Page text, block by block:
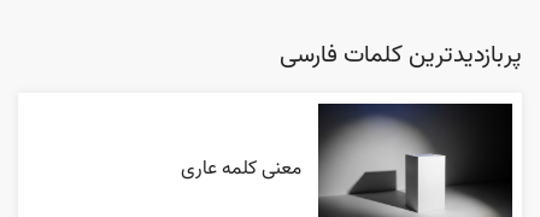
پربازدیدترین کلمات فارسی
معنی کلمه عاری